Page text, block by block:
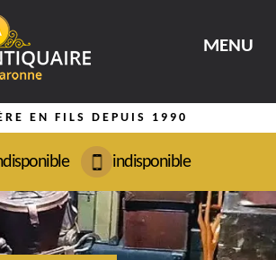
MENU
EN FILS DEPUIS 1990
indisponible